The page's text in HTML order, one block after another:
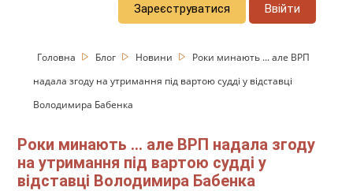
Зареєструватися Ввійти
Головна Блог Новини
Роки минають ... але ВРП
надала згоду на утримання під вартою судді у відставці
Володимира Бабенка
Роки минають ... але ВРП надала згоду
на утримання під вартою судді у
відставці Володимира Бабенка